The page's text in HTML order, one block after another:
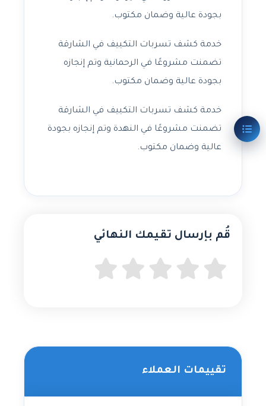
بجودة عالية وضمان مكتوب.
خدمة كشف تسربات التكييف في الشارقة
تضمنت مشروعًا في الرحمانية وتم إنجازه
بجودة عالية وضمان مكتوب.
خدمة كشف تسربات التكييف في الشارقة
تضمنت مشروعًا في النهدة وتم إنجازه بجودة
عالية وضمان مكتوب.
قُم بإرسال تقيمك النهائي
تقييمات العملاء